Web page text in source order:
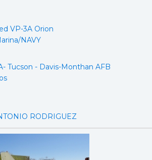
VP-3A Orion
NAVY
Tucson - Davis-Monthan AFB
RODRIGUEZ